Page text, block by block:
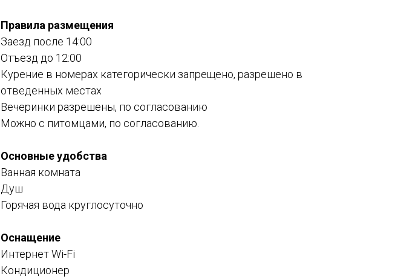
Правила размещения
Заезд после 14:00
Отъезд до 12:00
Курение в номерах категорически запрещено, разрешено в
отведенных местах
Вечеринки разрешены, по согласованию
Можно с питомцами, по согласованию.
Основные удобства
Ванная комната
Душ
Горячая вода круглосуточно
Оснащение
Интернет Wi-Fi
Кондиционер